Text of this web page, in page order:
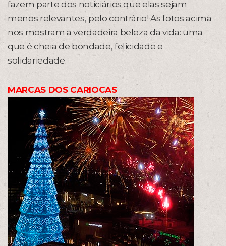
fazem parte dos noticiários que elas sejam
menos relevantes, pelo contrário! As fotos acima
nos mostram a verdadeira beleza da vida: uma
que é cheia de bondade, felicidade e
solidariedade.
MARCAS DOS CARIOCAS